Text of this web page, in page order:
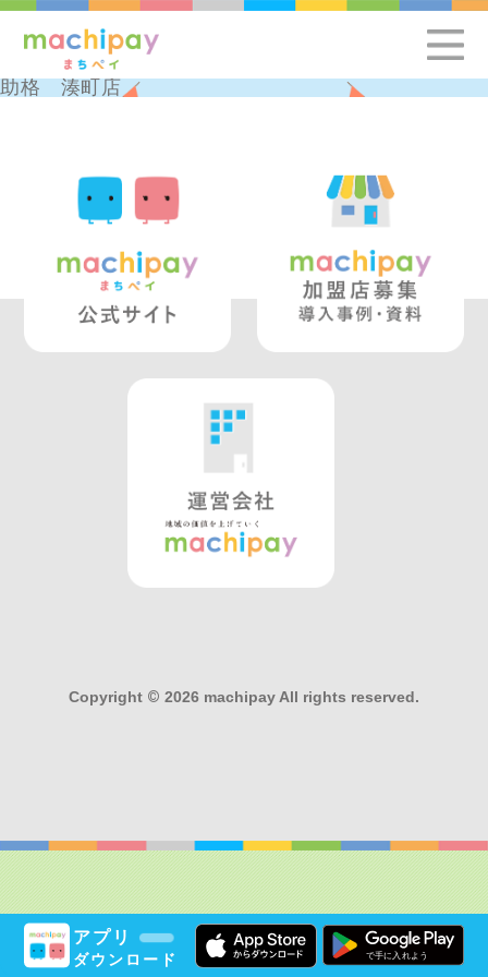
アプリ
ダウンロード
助格 湊町店
Copyright © 2026 machipay All rights reserved.